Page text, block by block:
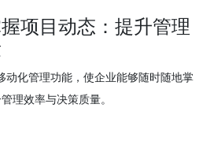
项目动态：提升管理
动化管理功能，使企业能够随时随地掌
理效率与决策质量。